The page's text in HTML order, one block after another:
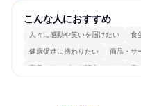
こんな人におすすめ
人々に感動や笑いを届けたい 食
健康促進に携わりたい 商品・サ
商品・サービスを販売したい 常